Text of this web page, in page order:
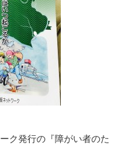
ク発行の『障がい者のた